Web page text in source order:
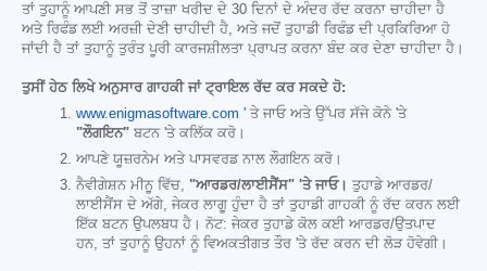
ਤਾਂ ਤੁਹਾਨੂੰ ਆਪਣੀ ਸਭ ਤੋਂ ਤਾਜ਼ਾ ਖਰੀਦ ਦੇ 30 ਦਿਨਾਂ ਦੇ ਅੰਦਰ ਰੱਦ ਕਰਨਾ ਚਾਹੀਦਾ ਹੈ
ਅਤੇ ਰਿਫੰਡ ਲਈ ਅਰਜ਼ੀ ਦੇਣੀ ਚਾਹੀਦੀ ਹੈ, ਅਤੇ ਜਦੋਂ ਤੁਹਾਡੀ ਰਿਫੰਡ ਦੀ ਪ੍ਰਕਿਰਿਆ ਹੋ
ਜਾਂਦੀ ਹੈ ਤਾਂ ਤੁਹਾਨੂੰ ਤੁਰੰਤ ਪੂਰੀ ਕਾਰਜਸ਼ੀਲਤਾ ਪ੍ਰਾਪਤ ਕਰਨਾ ਬੰਦ ਕਰ ਦੇਣਾ ਚਾਹੀਦਾ ਹੈ।
ਤੁਸੀਂ ਹੇਠ ਲਿਖੇ ਅਨੁਸਾਰ ਗਾਹਕੀ ਜਾਂ ਟ੍ਰਾਇਲ ਰੱਦ ਕਰ ਸਕਦੇ ਹੋ:
www.enigmasoftware.com ' ਤੇ ਜਾਓ ਅਤੇ ਉੱਪਰ ਸੱਜੇ ਕੋਨੇ 'ਤੇ
"ਲੌਗਇਨ" ਬਟਨ 'ਤੇ ਕਲਿੱਕ ਕਰੋ।
ਆਪਣੇ ਯੂਜ਼ਰਨੇਮ ਅਤੇ ਪਾਸਵਰਡ ਨਾਲ ਲੌਗਇਨ ਕਰੋ।
ਨੈਵੀਗੇਸ਼ਨ ਮੀਨੂ ਵਿੱਚ, "ਆਰਡਰ/ਲਾਈਸੈਂਸ" 'ਤੇ ਜਾਓ। ਤੁਹਾਡੇ ਆਰਡਰ/
ਲਾਈਸੈਂਸ ਦੇ ਅੱਗੇ, ਜੇਕਰ ਲਾਗੂ ਹੁੰਦਾ ਹੈ ਤਾਂ ਤੁਹਾਡੀ ਗਾਹਕੀ ਨੂੰ ਰੱਦ ਕਰਨ ਲਈ
ਇੱਕ ਬਟਨ ਉਪਲਬਧ ਹੈ। ਨੋਟ: ਜੇਕਰ ਤੁਹਾਡੇ ਕੋਲ ਕਈ ਆਰਡਰ/ਉਤਪਾਦ
ਹਨ, ਤਾਂ ਤੁਹਾਨੂੰ ਉਹਨਾਂ ਨੂੰ ਵਿਅਕਤੀਗਤ ਤੌਰ 'ਤੇ ਰੱਦ ਕਰਨ ਦੀ ਲੋੜ ਹੋਵੇਗੀ।